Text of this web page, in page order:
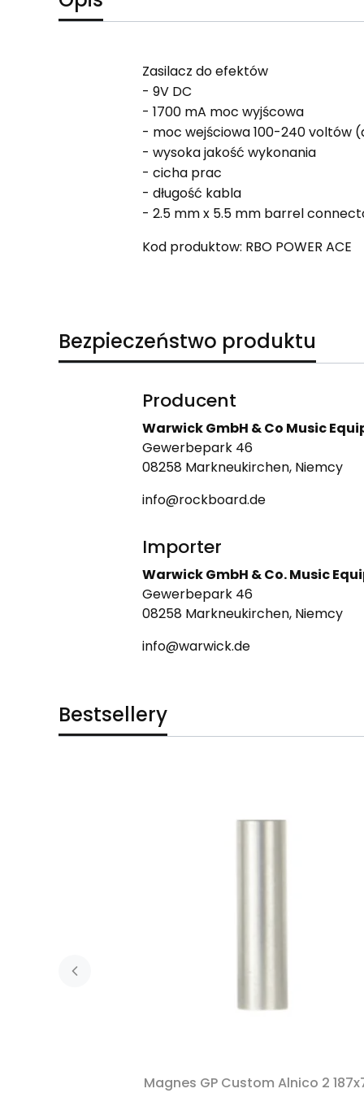
Zasilacz do efektów
- 9V DC
- 1700 mA moc wyjścowa
- moc wejściowa 100-240 voltów
- wysoka jakość wykonania
- cicha prac
- długość kabla
- 2.5 mm x 5.5 mm barrel
Kod produktow: RBO POWER ACE
Bezpieczeństwo produktu
Producent
Warwick GmbH & Co Music
Gewerbepark 46
08258 Markneukirchen, Niemcy
info@rockboard.de
Importer
Warwick GmbH & Co. Music
Gewerbepark 46
08258 Markneukirchen, Niemcy
info@warwick.de
Bestsellery
Magnes GP Custom Alnico 2